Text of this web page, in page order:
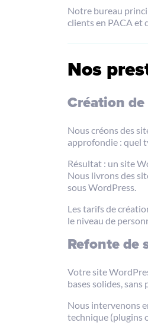
Notre bureau
clients en PACA et
Nos
Création
Nous créons des
approfondie : quel
Résultat : un site
Nous livrons des
sous WordPress.
Les tarifs de
le niveau de
Refonte de
Votre site
bases solides,
Nous intervenons
technique (plugins